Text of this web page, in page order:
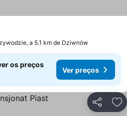
a 5.1 km de Dziwnów
os preços
Ver preços
Partilhar